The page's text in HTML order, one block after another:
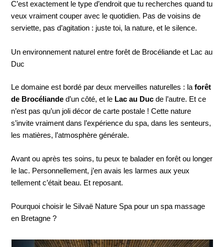
C’est exactement le type d’endroit que tu recherches quand tu
veux vraiment couper avec le quotidien. Pas de voisins de
serviette, pas d’agitation : juste toi, la nature, et le silence.
Un environnement naturel entre forêt de Brocéliande et Lac au
Duc
Le domaine est bordé par deux merveilles naturelles : laforêt
de Brocéliande d’un côté, et le Lac au Duc de l’autre. Et ce
n’est pas qu’un joli décor de carte postale ! Cette nature
s’invite vraiment dans l’expérience du spa, dans les senteurs,
les matières, l’atmosphère générale.
Avant ou après tes soins, tu peux te balader en forêt ou longer
le lac. Personnellement, j’en avais les larmes aux yeux
tellement c’était beau. Et reposant.
Pourquoi choisir le Silvaë Nature Spa pour un spa massage
en Bretagne ?